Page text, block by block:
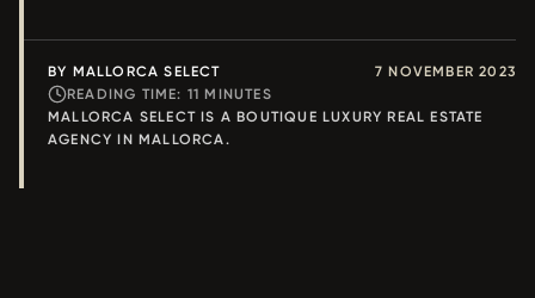
BY MALLORCA SELECT
7 NOVEMBER 2023
READING TIME: 11 MINUTES
MALLORCA SELECT IS A BOUTIQUE LUXURY REAL ESTATE
AGENCY IN MALLORCA.